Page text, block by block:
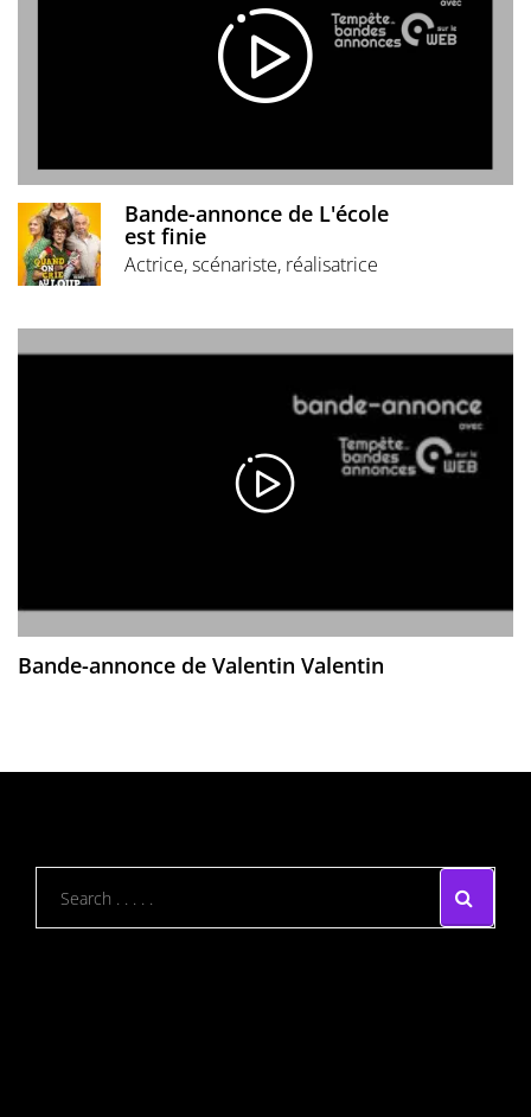
Bande-annonce de L'école
est finie
Actrice, scénariste, réalisatrice
Bande-annonce de Valentin Valentin